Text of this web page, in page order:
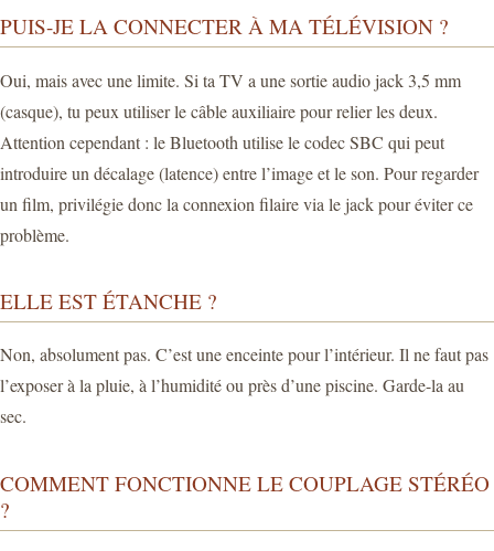
PUIS-JE LA CONNECTER À MA TÉLÉVISION ?
Oui, mais avec une limite. Si ta TV a une sortie audio jack 3,5 mm
(casque), tu peux utiliser le câble auxiliaire pour relier les deux.
Attention cependant : le Bluetooth utilise le codec SBC qui peut
introduire un décalage (latence) entre l’image et le son. Pour regarder
un film, privilégie donc la connexion filaire via le jack pour éviter ce
problème.
ELLE EST ÉTANCHE ?
Non, absolument pas. C’est une enceinte pour l’intérieur. Il ne faut pas
l’exposer à la pluie, à l’humidité ou près d’une piscine. Garde-la au
sec.
COMMENT FONCTIONNE LE COUPLAGE STÉRÉO
?